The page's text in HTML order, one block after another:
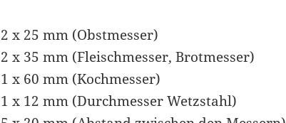
2 x 25 mm (Obstmesser)
2 x 35 mm (Fleischmesser, Brotmesser)
1 x 60 mm (Kochmesser)
1 x 12 mm (Durchmesser Wetzstahl)